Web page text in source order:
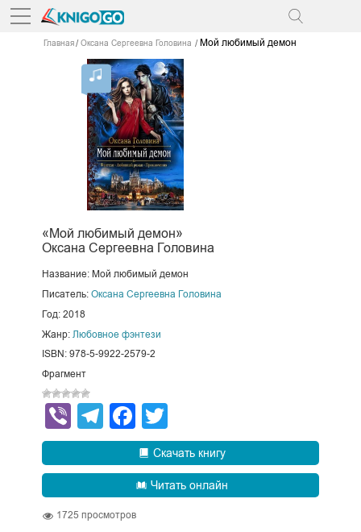
Главная Оксана Сергеевна Головина Мой любимый демон
«Мой любимый демон»
Оксана Сергеевна Головина
Название: Мой любимый демон
Писатель: Оксана Сергеевна Головина
Год: 2018
Жанр: Любовное фэнтези
ISBN: 978-5-9922-2579-2
Фрагмент
ViberTelegram
Facebook
Скачать книгу
Читать онлайн
1725 просмотров